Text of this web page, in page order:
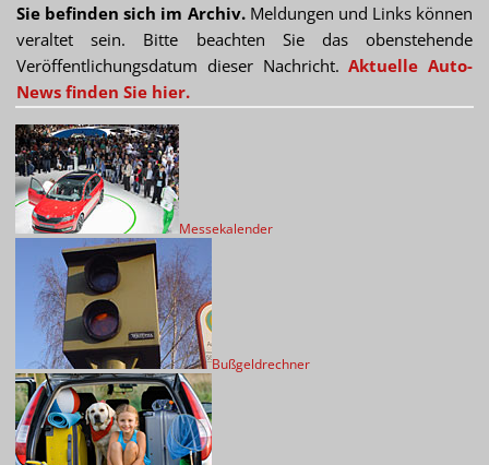
Sie befinden sich im Archiv.Meldungen und Links können
veraltet sein. Bitte beachten Sie das obenstehende
Veröffentlichungsdatum dieser Nachricht.Aktuelle Auto-
News finden Sie hier.
Messekalender
Bußgeldrechner